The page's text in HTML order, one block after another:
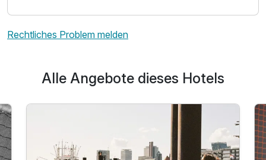
Einzelzimmer Komfort
1 Erwachsenen
Rechtliches Problem melden
Alle Angebote dieses Hotels